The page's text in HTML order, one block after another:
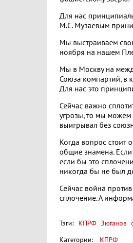
Для нас
М.С. Музаевым
Мы выстраиваем
ноября на нашем
Мы в Москву на
Союза компартий, в
Для нас это
Сейчас важно
угрозы, то мы можем
выигрывал без
Когда вопрос стоит
общие знамена.
если бы это
никогда бы не был
Сейчас война
сплочение. А
Тэги: КПРФ Зюганов
Категории:
КПРФ